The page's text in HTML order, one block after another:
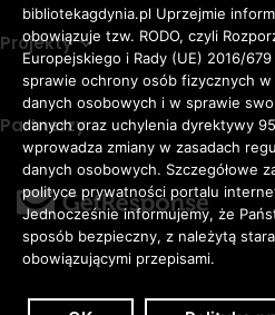
Rozmiar
czcionki
Adomyślna
Awiększa
Aduża
W
Projekty
Partnerzy
bibliotekagdynia.pl Uprzejmie
obowiązuje tzw. RODO, czyli
Europejskiego i Rady (UE) 2016/
sprawie ochrony osób fizycznych
danych osobowych i w sprawie
danych oraz uchylenia dyrektywy
wprowadza zmiany w zasadach
danych osobowych. Szczegółowe
polityce prywatności portalu
Jednocześnie informujemy, że
sposób bezpieczny, z należytą
obowiązującymi przepisami.